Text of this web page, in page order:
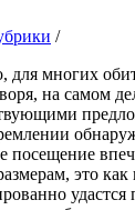
/
для многих
на самом
посещение
это